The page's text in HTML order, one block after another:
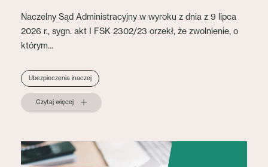
Naczelny Sąd Administracyjny w wyroku z dnia z 9 lipca
2026 r., sygn. akt I FSK 2302/23 orzekł, że zwolnienie, o
którym...
Ubezpieczenia inaczej
Czytaj więcej